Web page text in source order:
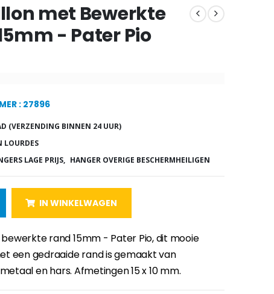
met Bewerkte
- Pater Pio
: 27896
(VERZENDING BINNEN 24 UUR)
LOURDES
LAGE PRIJS, HANGER OVERIGE BESCHERMHEILIGEN
IN WINKELWAGEN
rand 15mm - Pater Pio, dit mooie
een gedraaide rand is gemaakt van
en hars. Afmetingen 15 x 10 mm.